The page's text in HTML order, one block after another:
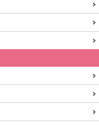
もたちや、経済的負
って、安心して参加